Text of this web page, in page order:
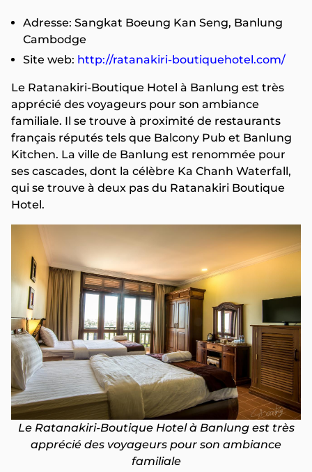
Adresse: Sangkat Boeung Kan Seng, Banlung
Cambodge
Site web: http://ratanakiri-boutiquehotel.com/
Le Ratanakiri-Boutique Hotel à Banlung est très
apprécié des voyageurs pour son ambiance
familiale. Il se trouve à proximité de restaurants
français réputés tels que Balcony Pub et Banlung
Kitchen. La ville de Banlung est renommée pour
ses cascades, dont la célèbre Ka Chanh Waterfall,
qui se trouve à deux pas du Ratanakiri Boutique
Hotel.
Le Ratanakiri-Boutique Hotel à Banlung est très
apprécié des voyageurs pour son ambiance
familiale